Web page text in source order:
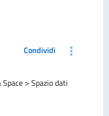
Condividi
> Spazio dati